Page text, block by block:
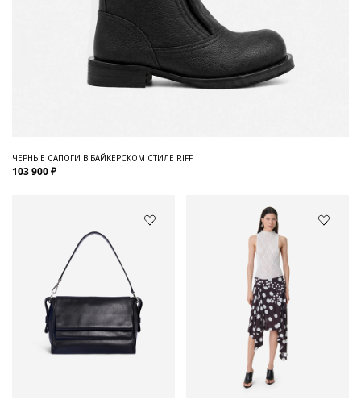
ЧЕРНЫЕ САПОГИ В БАЙКЕРСКОМ СТИЛЕ RIFF
103 900 ₽